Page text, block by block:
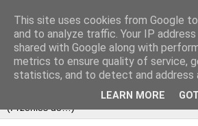
This site uses cookies from Google
and to analyze traffic. Your IP
shared with Google along with
metrics to ensure quality of service,
statistics, and to detect and address
LEARN MORE